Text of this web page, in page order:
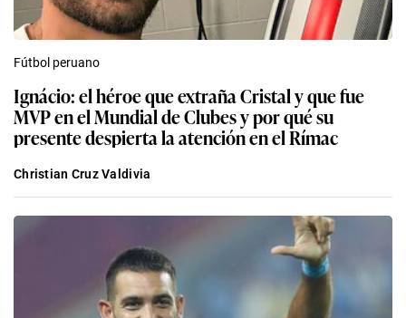
Fútbol peruano
Ignácio: el héroe que extraña Cristal y que fue
MVP en el Mundial de Clubes y por qué su
presente despierta la atención en el Rímac
Christian Cruz Valdivia